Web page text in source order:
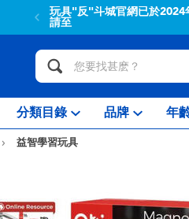
玩具"反"斗城官網已於2024
請至
分類目錄 品牌 年
益智學習玩具